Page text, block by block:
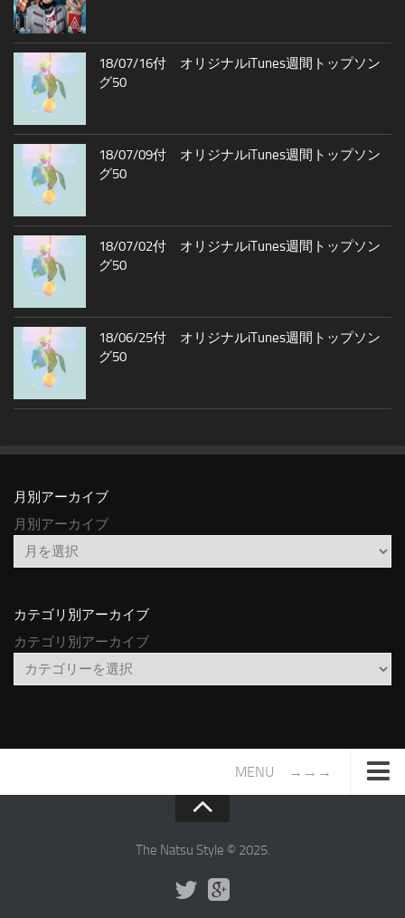
18/07/16付 オリジナルiTunes週間トップソン
グ50
18/07/09付 オリジナルiTunes週間トップソン
グ50
18/07/02付 オリジナルiTunes週間トップソン
グ50
18/06/25付 オリジナルiTunes週間トップソン
グ50
月別アーカイブ
月別アーカイブ
カテゴリ別アーカイブ
カテゴリ別アーカイブ
MENU →→→
The Natsu Style © 2025.